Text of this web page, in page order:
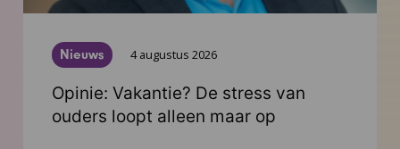
Nieuws 4 augustus 2026
Opinie: Vakantie? De stress van
ouders loopt alleen maar op